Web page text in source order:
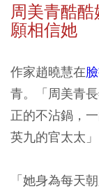
周美青酷
願相信她
作家趙曉慧在
青。「周美青
正的不沾鍋，
英九的官太太」
「她身為每天